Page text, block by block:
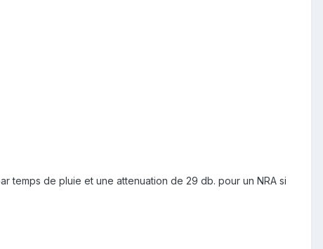
temps de pluie et une attenuation de 29 db. pour un NRA si